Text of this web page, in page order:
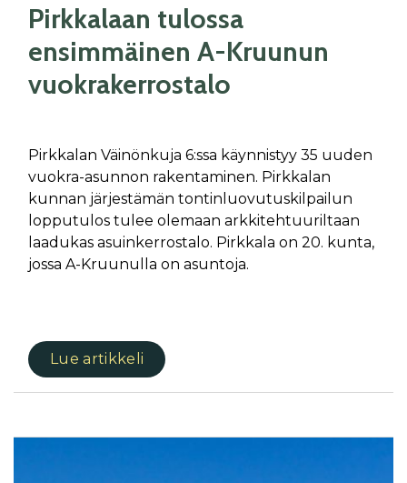
Pirkkalaan tulossa
ensimmäinen A-Kruunun
vuokrakerrostalo
Pirkkalan Väinönkuja 6:ssa käynnistyy 35 uuden
vuokra-asunnon rakentaminen. Pirkkalan
kunnan järjestämän tontinluovutuskilpailun
lopputulos tulee olemaan arkkitehtuuriltaan
laadukas asuinkerrostalo. Pirkkala on 20. kunta,
jossa A-Kruunulla on asuntoja.
Lue artikkeli